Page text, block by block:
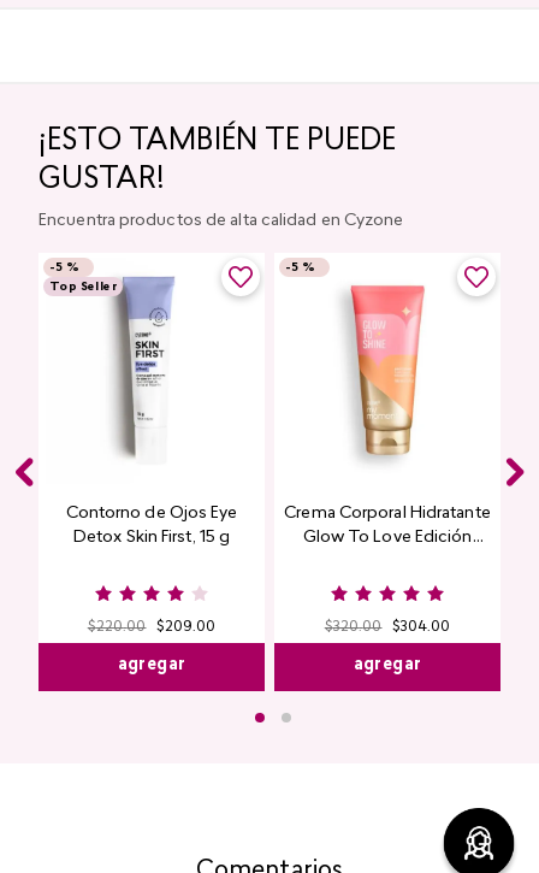
¡ESTO TAMBIÉN TE PUEDE
GUSTAR!
Encuentra productos de alta calidad en Cyzone
-5 %
Top Seller
Contorno de Ojos Eye
Detox Skin First, 15 g
$220.00 $209.00
agregar
-5 %
Crema Corporal Hidratante
Glow To Love Edición
$320.00 $304.00
agregar